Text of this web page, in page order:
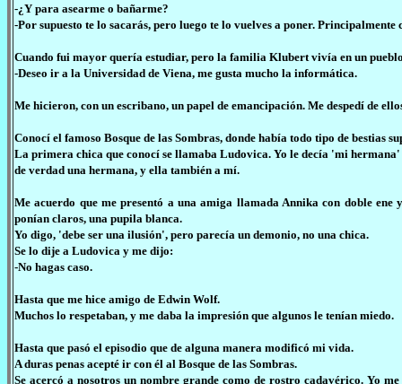
-¿Y para asearme o bañarme?
-Por supuesto te lo sacarás, pero luego te lo vuelves a poner. Principalmente
Cuando fui mayor quería estudiar, pero la familia Klubert vivía en un
-Deseo ir a la Universidad de Viena, me gusta mucho la informática.
Me hicieron, con un escribano, un papel de emancipación. Me despedí de
Conocí el famoso Bosque de las Sombras, donde había todo tipo de bestias
La primera chica que conocí se llamaba Ludovica. Yo le decía 'mi
de verdad una hermana, y ella también a mí.
Me acuerdo que me presentó a una amiga llamada Annika con doble
ponían claros, una pupila blanca.
Yo digo, 'debe ser una ilusión', pero parecía un demonio, no una chica.
Se lo dije a Ludovica y me dijo:
-No hagas caso.
Hasta que me hice amigo de Edwin Wolf.
Muchos lo respetaban, y me daba la impresión que algunos le tenían miedo.
Hasta que pasó el episodio que de alguna manera modificó mi vida.
A duras penas acepté ir con él al Bosque de las Sombras.
Se acercó a nosotros un nombre grande como de rostro cadavérico. Yo